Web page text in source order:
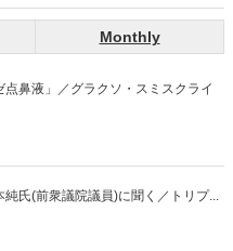
Monthly
点鼻液」／グラクソ・スミスクライ
純氏(前衆議院議員)に聞く／トリプ...